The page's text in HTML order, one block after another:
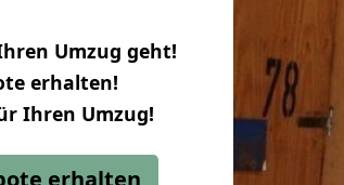
Umzug geht!
erhalten!
Ihren Umzug!
erhalten